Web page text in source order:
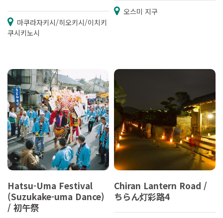
마쿠라자키시/히오키시/이치키
쿠시키노시
오스미 지구
Hatsu-Uma Festival
(Suzukake-uma Dance)
/ 初午祭
Chiran Lantern Road /
ちらん灯彩路4